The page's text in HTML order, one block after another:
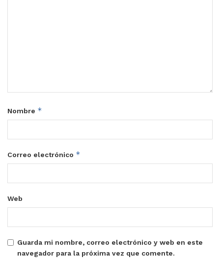
Nombre *
Correo electrónico *
Web
Guarda mi nombre, correo electrónico y web en este
navegador para la próxima vez que comente.